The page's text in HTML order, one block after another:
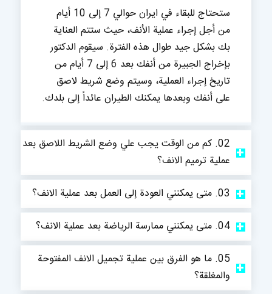
ستحتاج للبقاء في ايران حوالي 7 إلى 10 أيام
من أجل إجراء عملية الأنف، حيث ستتم العناية
بك بشكل جيد طوال هذه الفترة. سيقوم الدكتور
بإخراج الجبيرة من أنفك بعد 6 إلى 7 أيام من
تاريخ إجراء العملية، وسيتم وضع شريط لاصق
على أنفك وبعدها يمكنك الطيران عائداً إلى بلدك.
02. كم من الوقت يجب علي وضع الشريط اللاصق بعد
عملية ترميم الانف؟
03. متى يمكنني العودة إلى العمل بعد عملية الانف؟
04. متى يمكنني ممارسة الرياضة بعد عملية الانف؟
05. ما هو الفرق بين عملية تجميل الانف المفتوحة
والمغلقة؟